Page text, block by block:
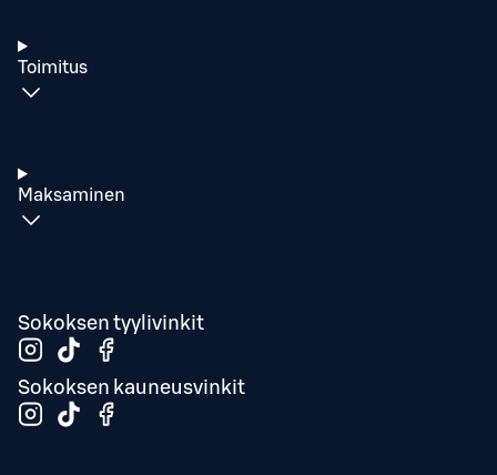
Toimitus
Maksaminen
Sokoksen tyylivinkit
Sokoksen kauneusvinkit